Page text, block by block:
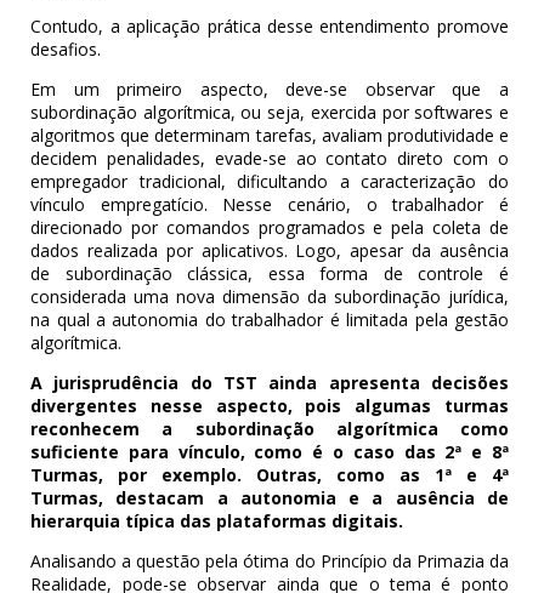
Contudo, a aplicação prática desse entendimento promove
desafios.
Em um primeiro aspecto, deve-se observar que a
subordinação algorítmica, ou seja, exercida por softwares e
algoritmos que determinam tarefas, avaliam produtividade e
decidem penalidades, evade-se ao contato direto com o
empregador tradicional, dificultando a caracterização do
vínculo empregatício. Nesse cenário, o trabalhador é
direcionado por comandos programados e pela coleta de
dados realizada por aplicativos. Logo, apesar da ausência
de subordinação clássica, essa forma de controle é
considerada uma nova dimensão da subordinação jurídica,
na qual a autonomia do trabalhador é limitada pela gestão
algorítmica.
A jurisprudência do TST ainda apresenta decisões
divergentes nesse aspecto, pois algumas turmas
reconhecem a subordinação algorítmica como
suficiente para vínculo, como é o caso das 2ª e 8ª
Turmas, por exemplo. Outras, como as 1ª e 4ª
Turmas, destacam a autonomia e a ausência de
hierarquia típica das plataformas digitais.
Analisando a questão pela ótima do Princípio da Primazia da
Realidade, pode-se observar ainda que o tema é ponto